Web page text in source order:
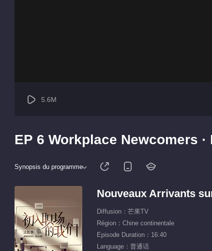
5.6M
EP 6 Workplace Newcomers
Synopsis du programme
Nouveaux Arrivants
Diffusion：芒果TV
Région：Chine continentale
Episode Duration：16:40
Language：普通话